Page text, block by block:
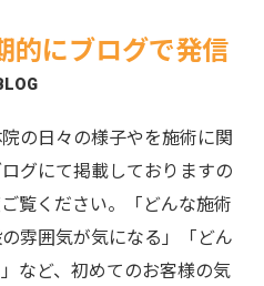
的にブログで発信
の日々の様子やを施術に関
グにて掲載しておりますの
覧ください。「どんな施術
雰囲気が気になる」「どん
など、初めてのお客様の気